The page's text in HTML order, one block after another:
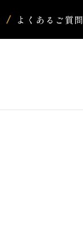
よくあるご質問